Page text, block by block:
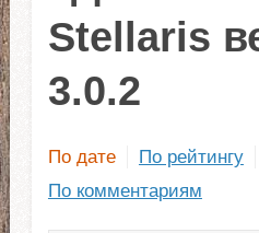
Stellaris
3.0.2
По дате По рейтингу
По комментариям